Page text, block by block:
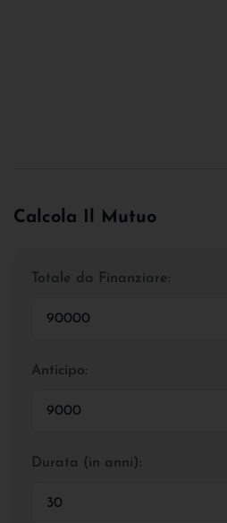
Calcola Il Mutuo
Totale da Finanziare:
Anticipo:
Durata (in anni):